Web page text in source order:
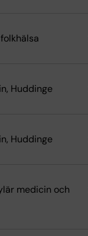
Huddinge
Huddinge
medicin och